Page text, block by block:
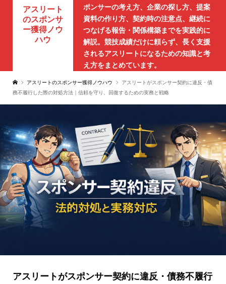
アスリート
のスポンサ
ー獲得ノウ
ハウ
ポンサーの考え方、企業の探し方、提案
資料の作り方、契約時の注意点、継続に
つなげる報告・関係構築までを実践的に
解説。競技成績だけに頼らず、長く支援
されるアスリートになるための知識と考
え方をまとめています。
アスリートのスポンサー獲得ノウハウ
アスリートがスポンサー契約に違反・債
務不履行した際の対処方法｜信頼を守り、回復するための実務と戦略
アスリートがスポンサー契約に違反・債務不履行